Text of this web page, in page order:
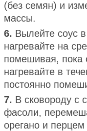
(без семян) и
массы.
6. Вылейте соус
нагревайте на
помешивая, пока
нагревайте в
постоянно
7. В сковороду с
фасоли,
орегано и перцем